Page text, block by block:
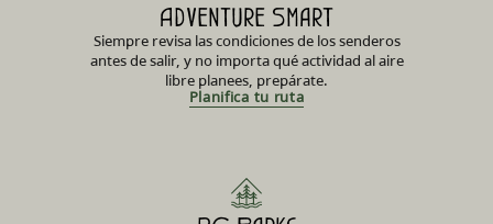
Adventure Smart
Siempre revisa las condiciones de los senderos
antes de salir, y no importa qué actividad al aire
libre planees, prepárate.
Planifica tu ruta